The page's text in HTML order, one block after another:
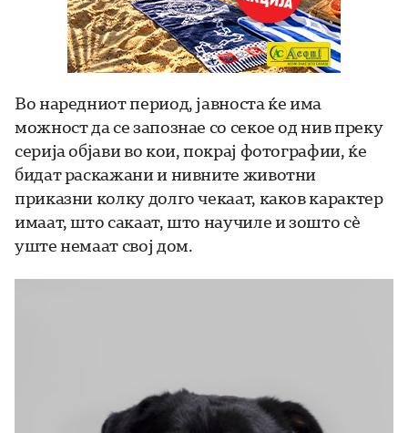
Во наредниот период, јавноста ќе има
можност да се запознае со секое од нив преку
серија објави во кои, покрај фотографии, ќе
бидат раскажани и нивните животни
приказни колку долго чекаат, каков карактер
имаат, што сакаат, што научиле и зошто сè
уште немаат свој дом.